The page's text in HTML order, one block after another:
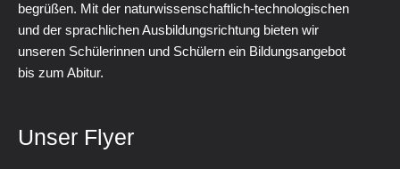
begrüßen. Mit der naturwissenschaftlich-technologischen
und der sprachlichen Ausbildungsrichtung bieten wir
unseren Schülerinnen und Schülern ein Bildungsangebot
bis zum Abitur.
Unser Flyer